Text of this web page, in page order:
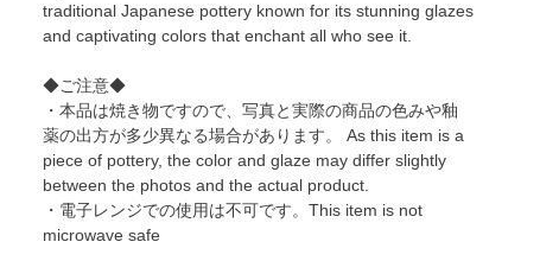
traditional Japanese pottery known for its stunning glazes
and captivating colors that enchant all who see it.
◆ご注意◆
・本品は焼き物ですので、写真と実際の商品の色みや釉
薬の出方が多少異なる場合があります。 As this item is a
piece of pottery, the color and glaze may differ slightly
between the photos and the actual product.
・電子レンジでの使用は不可です。This item is not
microwave safe